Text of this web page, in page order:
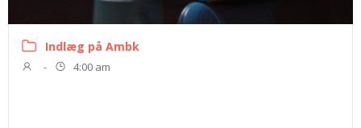
Indlæg på Ambk
- 4:00 am